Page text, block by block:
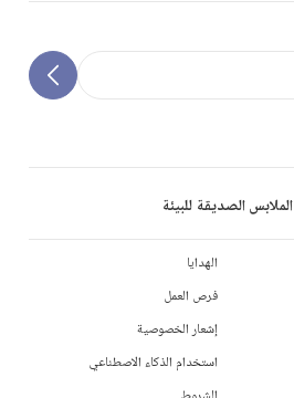
الملابس الصديقة للبيئة
الهدايا
فرص العمل
إشعار الخصوصية
استخدام الذكاء الاصطناعي